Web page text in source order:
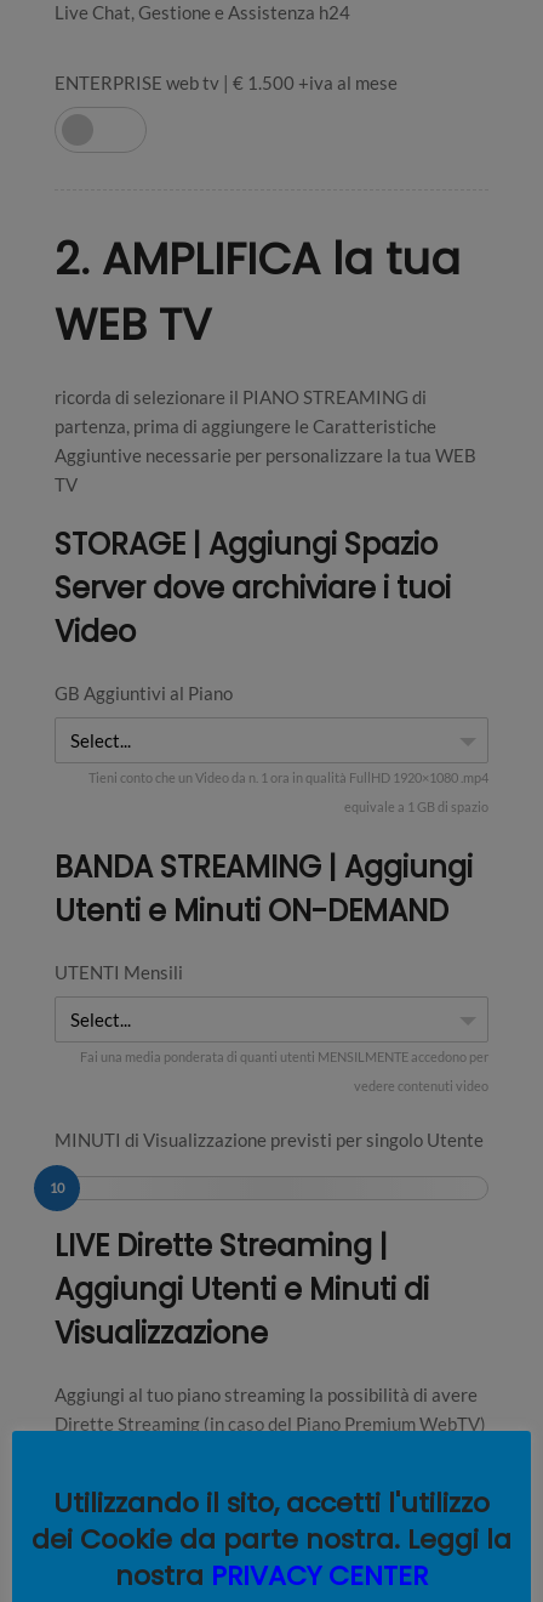
Live Chat, Gestione e Assistenza h24
ENTERPRISE web tv | € 1.500 +iva al mese
2. AMPLIFICA la tua
WEB TV
ricorda di selezionare il PIANO STREAMING di
partenza, prima di aggiungere le Caratteristiche
Aggiuntive necessarie per personalizzare la tua WEB
TV
STORAGE | Aggiungi Spazio
Server dove archiviare i tuoi
Video
GB Aggiuntivi al Piano
Select...
Tieni conto che un Video da n. 1 ora in qualità FullHD 1920×1080 .mp4
equivale a 1 GB di spazio
BANDA STREAMING | Aggiungi
Utenti e Minuti ON-DEMAND
UTENTI Mensili
Select...
Fai una media ponderata di quanti utenti MENSILMENTE accedono per
vedere contenuti video
MINUTI di Visualizzazione previsti per singolo Utente
10
LIVE Dirette Streaming |
Aggiungi Utenti e Minuti di
Visualizzazione
Aggiungi al tuo piano streaming la possibilità di avere
Dirette Streaming (in caso del Piano Premium WebTV)
Enterprise nella quale il Live Streaming è già incluso
nei minuti complessivi del piano.
Quante Dirette al mese?
Utilizzando il sito, accetti l'utilizzo
dei Cookie da parte nostra. Leggi la
nostra PRIVACY CENTER